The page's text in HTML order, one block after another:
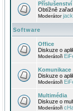
Příslušenství
Obtížně
Moderátor
Software
Office
Diskuze o
Moderátoři
Komunikace
Diskuze o
Moderátoři
Multimédia
Diskuze o
Moderátoři